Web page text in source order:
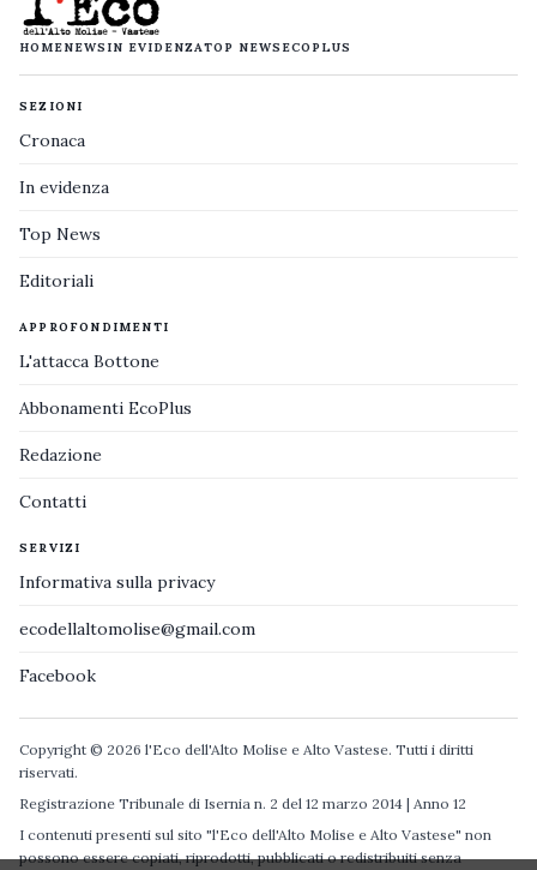
HOMENEWS IN EVIDENZATOP NEWS ECOPLUS
SEZIONI
Cronaca
In evidenza
Top News
Editoriali
APPROFONDIMENTI
L'attacca Bottone
Abbonamenti EcoPlus
Redazione
Contatti
SERVIZI
Informativa sulla privacy
ecodellaltomolise@gmail.com
Facebook
Copyright © 2026 l'Eco dell'Alto Molise e Alto Vastese. Tutti i diritti
riservati.
Registrazione Tribunale di Isernia n. 2 del 12 marzo 2014 | Anno 12
I contenuti presenti sul sito "l'Eco dell'Alto Molise e Alto Vastese" non
possono essere copiati, riprodotti, pubblicati o redistribuiti senza